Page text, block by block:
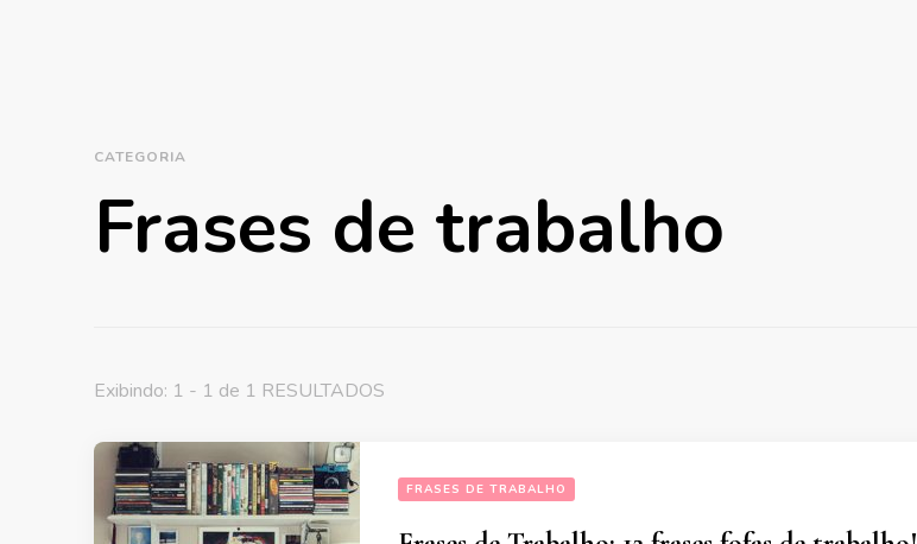
CATEGORIA
Frases de trabalho
Exibindo: 1 - 1 de 1 RESULTADOS
FRASES DE TRABALHO